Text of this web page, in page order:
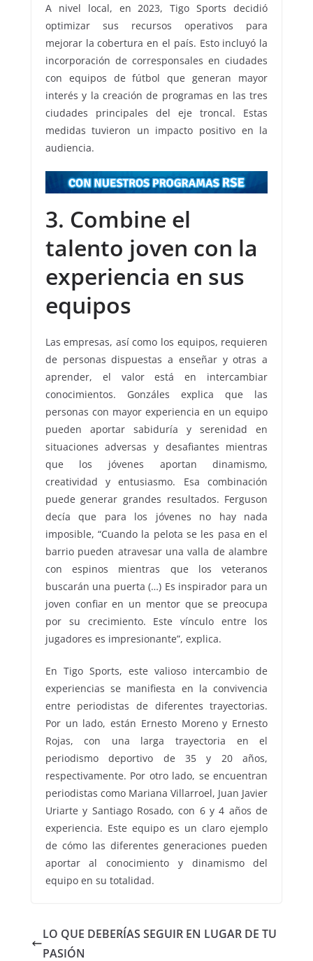
A nivel local, en 2023, Tigo Sports decidió
optimizar sus recursos operativos para
mejorar la cobertura en el país. Esto incluyó la
incorporación de corresponsales en ciudades
con equipos de fútbol que generan mayor
interés y la creación de programas en las tres
ciudades principales del eje troncal. Estas
medidas tuvieron un impacto positivo en la
audiencia.
3. Combine el
talento joven con la
experiencia en sus
equipos
Las empresas, así como los equipos, requieren
de personas dispuestas a enseñar y otras a
aprender, el valor está en intercambiar
conocimientos. Gonzáles explica que las
personas con mayor experiencia en un equipo
pueden aportar sabiduría y serenidad en
situaciones adversas y desafiantes mientras
que los jóvenes aportan dinamismo,
creatividad y entusiasmo. Esa combinación
puede generar grandes resultados. Ferguson
decía que para los jóvenes no hay nada
imposible, “Cuando la pelota se les pasa en el
barrio pueden atravesar una valla de alambre
con espinos mientras que los veteranos
buscarán una puerta (…) Es inspirador para un
joven confiar en un mentor que se preocupa
por su crecimiento. Este vínculo entre los
jugadores es impresionante”, explica.
En Tigo Sports, este valioso intercambio de
experiencias se manifiesta en la convivencia
entre periodistas de diferentes trayectorias.
Por un lado, están Ernesto Moreno y Ernesto
Rojas, con una larga trayectoria en el
periodismo deportivo de 35 y 20 años,
respectivamente. Por otro lado, se encuentran
periodistas como Mariana Villarroel, Juan Javier
Uriarte y Santiago Rosado, con 6 y 4 años de
experiencia. Este equipo es un claro ejemplo
de cómo las diferentes generaciones pueden
aportar al conocimiento y dinamismo del
equipo en su totalidad.
LO QUE DEBERÍAS SEGUIR EN LUGAR DE TU
PASIÓN